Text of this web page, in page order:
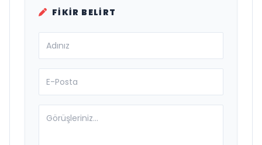
FIKIR BELIRT